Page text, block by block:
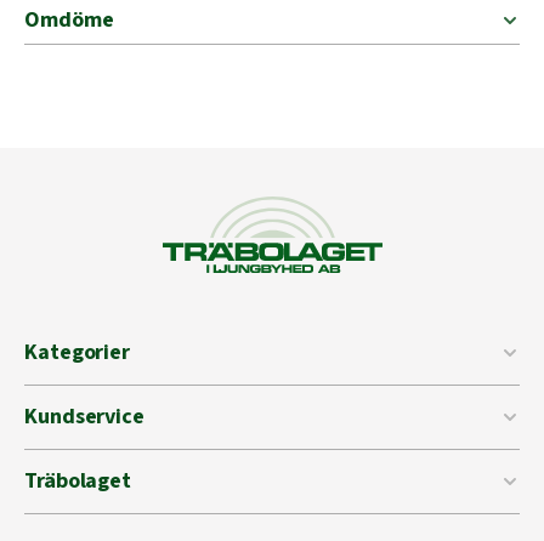
Omdöme
Kategorier
Kundservice
Träbolaget